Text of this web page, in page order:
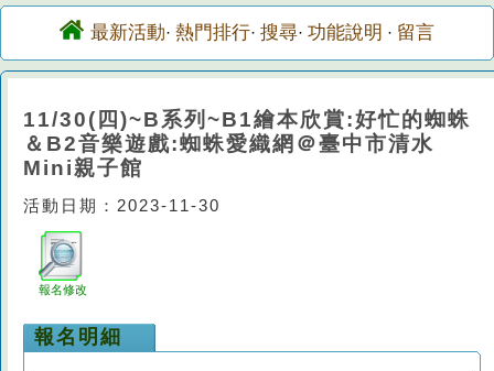
最新活動· 熱門排行· 搜尋· 功能說明 · 留言
11/30(四)~B系列~B1繪本欣賞:好忙的蜘蛛
＆B2音樂遊戲:蜘蛛愛織網＠臺中市清水
Mini親子館
活動日期：2023-11-30
報名修改
報名明細